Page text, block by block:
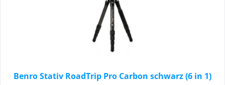
Benro Stativ RoadTrip Pro Carbon schwarz (6 in 1)